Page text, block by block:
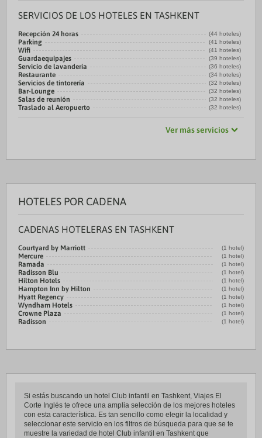
SERVICIOS DE LOS HOTELES EN TASHKENT
Recepción 24 horas (44 hoteles)
Parking (41 hoteles)
Wifi (41 hoteles)
Guardaequipajes (39 hoteles)
Servicio de lavandería (36 hoteles)
Restaurante (34 hoteles)
Servicios de tintorería (32 hoteles)
Bar-Lounge (32 hoteles)
Salas de reunión (32 hoteles)
Traslado al Aeropuerto (32 hoteles)
Ver más servicios
HOTELES POR CADENA
CADENAS HOTELERAS EN TASHKENT
Courtyard by Marriott (1 hotel)
Mercure (1 hotel)
Ramada (1 hotel)
Radisson Blu (1 hotel)
Hilton Hotels (1 hotel)
Hampton Inn by Hilton (1 hotel)
Hyatt Regency (1 hotel)
Wyndham Hotels (1 hotel)
Crowne Plaza (1 hotel)
Radisson (1 hotel)
Si estás buscando un hotel Club infantil en Tashkent, Viajes El
Corte Inglés te ofrece una amplia selección de los mejores hoteles
con esta característica. Es tan sencillo como elegir la localidad y
seleccionar este servicio en los filtros de búsqueda para que se te
muestre la variedad de hotel Club infantil en Tashkent que